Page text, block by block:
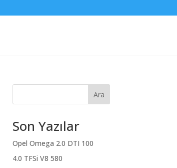
Ara
Son Yazılar
Opel Omega 2.0 DTI 100
4.0 TFSi V8 580